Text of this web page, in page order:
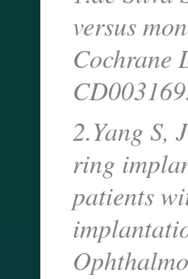
versus
Cochrane
2.Yang S,
ring
patients